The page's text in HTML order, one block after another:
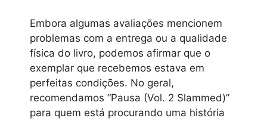
Embora algumas avaliações mencionem
problemas com a entrega ou a qualidade
física do livro, podemos afirmar que o
exemplar que recebemos estava em
perfeitas condições. No geral,
recomendamos “Pausa (Vol. 2 Slammed)”
para quem está procurando uma história